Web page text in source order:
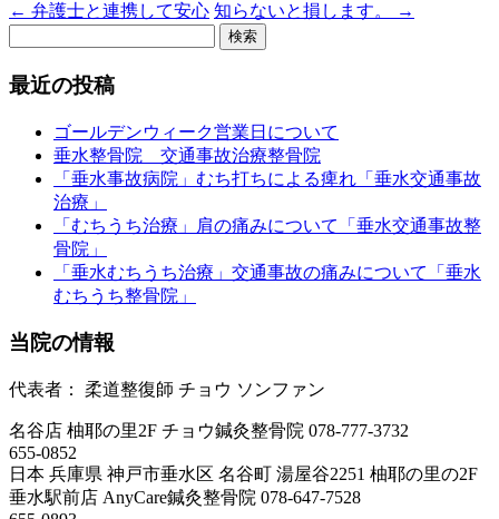
← 弁護士と連携して安心 知らないと損します。
→
最近の投稿
ゴールデンウィーク営業日について
垂水整骨院 交通事故治療整骨院
「垂水事故病院」むち打ちによる痺れ「垂水交通事故
治療」
「むちうち治療」肩の痛みについて「垂水交通事故整
骨院」
「垂水むちうち治療」交通事故の痛みについて「垂水
むちうち整骨院」
当院の情報
代表者： 柔道整復師 チョウ ソンファン
名谷店 柚耶の里2F チョウ鍼灸整骨院 078-777-3732
655-0852
日本 兵庫県 神戸市垂水区 名谷町 湯屋谷2251 柚耶の里の2F
垂水駅前店 AnyCare鍼灸整骨院 078-647-7528